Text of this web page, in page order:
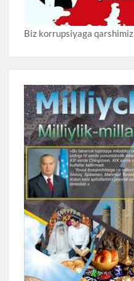
Biz korrupsiyaga qarshimiz